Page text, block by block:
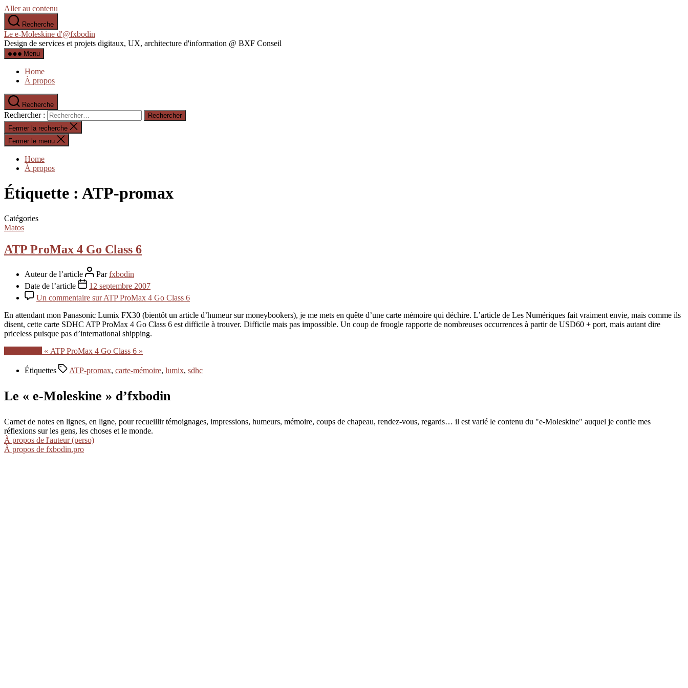
Aller au contenu
Recherche
Le e-Moleskine d'@fxbodin
Design de services et projets digitaux, UX, architecture d'information @ BXF Conseil
Menu
Home
À propos
Recherche
Rechercher :
Fermer la recherche
Fermer le menu
Home
À propos
Étiquette : ATP-promax
Catégories
Matos
ATP ProMax 4 Go Class 6
Auteur de l’article Parfxbodin
Date de l’article
12 septembre 2007
Un commentaire sur ATP ProMax 4 Go Class 6
En attendant mon Panasonic Lumix FX30 (bientôt un article d’humeur sur moneybookers), je me mets en quête d’une carte mémoire qui déchire. L’article de Les Numériques fait vraiment envie, mais comme ils
disent, cette carte SDHC ATP ProMax 4 Go Class 6 est difficile à trouver. Difficile mais pas impossible. Un coup de froogle rapporte de nombreuses occurrences à partir de USD60 + port, mais autant dire
priceless puisque pas d’international shipping.
« ATP ProMax 4 Go Class 6 »
Étiquettes ATP-promax, carte-mémoire, lumix, sdhc
Le « e-Moleskine » d’fxbodin
Carnet de notes en lignes, en ligne, pour recueillir témoignages, impressions, humeurs, mémoire, coups de chapeau, rendez-vous, regards… il est varié le contenu du "e-Moleskine" auquel je confie mes
réflexions sur les gens, les choses et le monde.
À propos de l'auteur (perso)
À propos de fxbodin.pro